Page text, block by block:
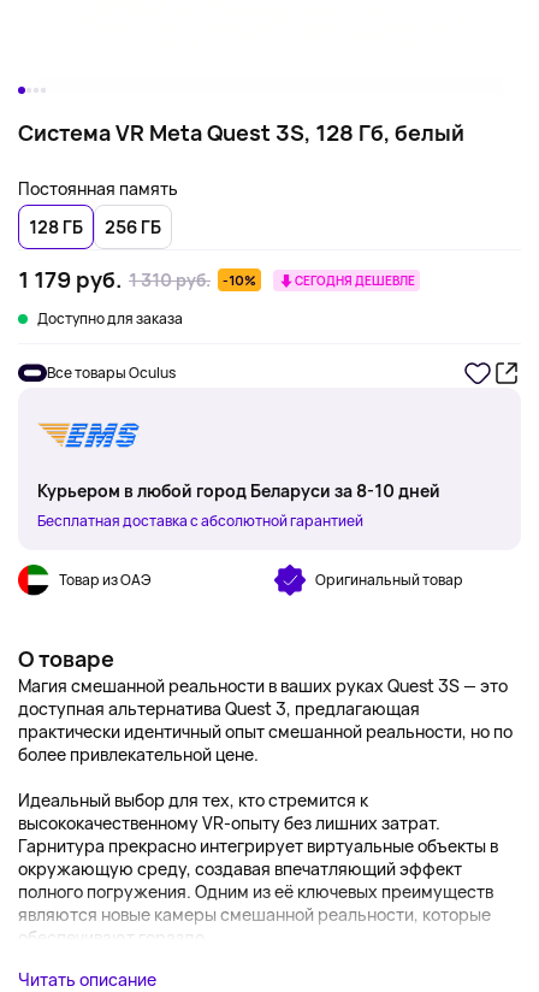
Система VR Meta Quest 3S, 128 Гб, белый
Постоянная память
128 ГБ
256 ГБ
1 179 руб. 1 310 руб. -10% СЕГОДНЯ ДЕШЕВЛЕ
Доступно для заказа
Все товары Oculus
Курьером в любой город Беларуси за 8-10 дней
Бесплатная доставка с абсолютной гарантией
Товар из ОАЭ Оригинальный товар
О товаре
Магия смешанной реальности в ваших руках Quest 3S — это
доступная альтернатива Quest 3, предлагающая
практически идентичный опыт смешанной реальности, но по
более привлекательной цене.
Идеальный выбор для тех, кто стремится к
высококачественному VR-опыту без лишних затрат.
Гарнитура прекрасно интегрирует виртуальные объекты в
окружающую среду, создавая впечатляющий эффект
полного погружения. Одним из её ключевых преимуществ
являются новые камеры смешанной реальности, которые
обеспечивают гораздо...
Читать описание